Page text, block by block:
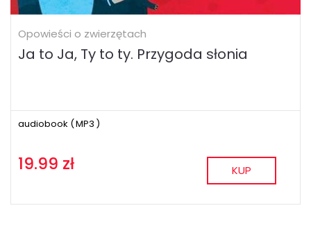
Opowieści o zwierzętach
Ja to Ja, Ty to ty. Przygoda słonia
audiobook (MP3 )
19.99 zł KUP